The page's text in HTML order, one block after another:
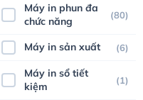
Máy in phun đa
chức năng
(80)
Máy in sản xuất (6)
Máy in sổ tiết
kiệm
(1)